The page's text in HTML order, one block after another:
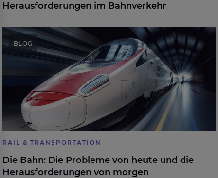
Herausforderungen im Bahnverkehr
Die Bahn: Die Probleme von heute und die
Herausforderungen von morgen
BLOG
RAIL & TRANSPORTATION
Die Bahn: Die Probleme von heute und die
Herausforderungen von morgen